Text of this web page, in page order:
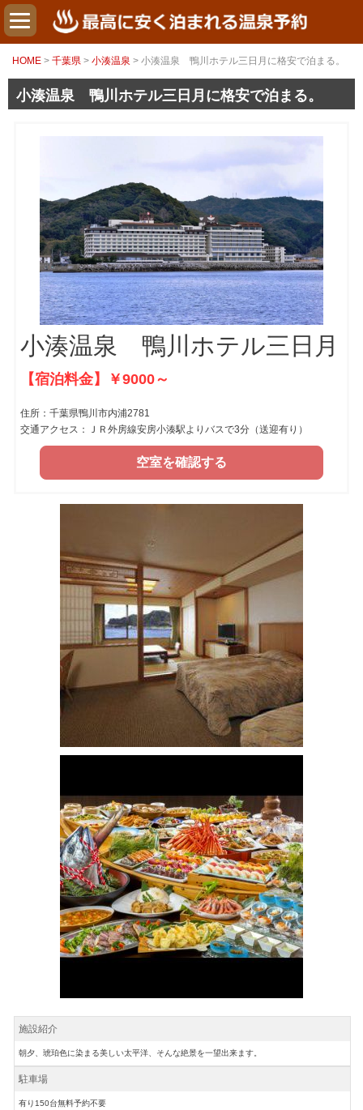
HOME > 千葉県 > 小湊温泉 > 小湊温泉 鴨川ホテル三日月に格安で泊まる。
小湊温泉 鴨川ホテル三日月に格安で泊まる。
小湊温泉 鴨川ホテル三日月
【宿泊料金】￥9000～
住所：千葉県鴨川市内浦2781
交通アクセス：ＪＲ外房線安房小湊駅よりバスで3分（送迎有り）
空室を確認する
施設紹介
朝夕、琥珀色に染まる美しい太平洋、そんな絶景を一望出来ます。
駐車場
有り150台無料予約不要